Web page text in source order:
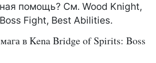
помощь? См. Wood Knight,
Fight, Best Abilities.
в Kena Bridge of Spirits: Boss